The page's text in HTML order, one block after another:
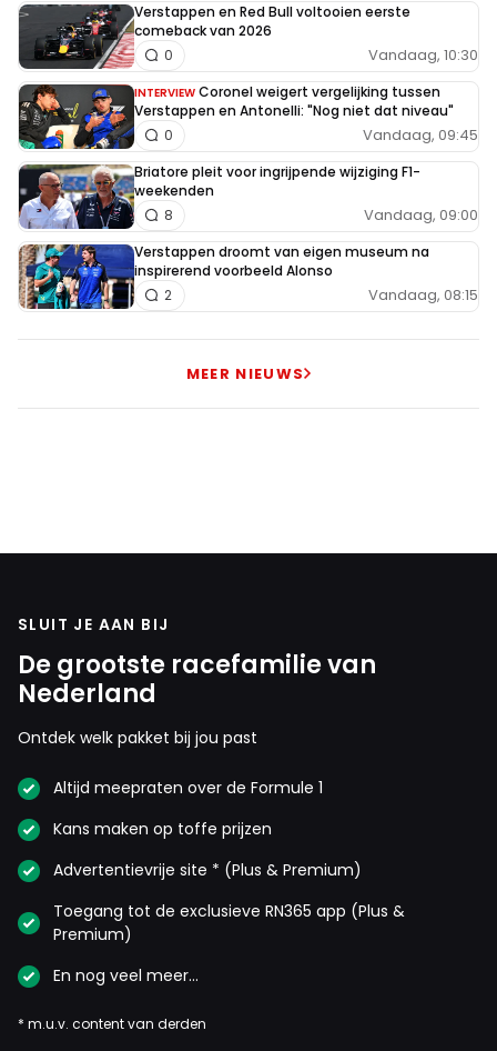
Verstappen en Red Bull voltooien eerste
comeback van 2026
Vandaag, 10:30
0
INTERVIEW Coronel weigert vergelijking tussen
Verstappen en Antonelli: "Nog niet dat niveau"
Vandaag, 09:45
0
Briatore pleit voor ingrijpende wijziging F1-
weekenden
Vandaag, 09:00
8
Verstappen droomt van eigen museum na
inspirerend voorbeeld Alonso
Vandaag, 08:15
2
MEER NIEUWS
SLUIT JE AAN BIJ
De grootste racefamilie van
Nederland
Ontdek welk pakket bij jou past
Altijd meepraten over de Formule 1
Kans maken op toffe prijzen
Advertentievrije site * (Plus & Premium)
Toegang tot de exclusieve RN365 app (Plus &
Premium)
En nog veel meer…
* m.u.v. content van derden